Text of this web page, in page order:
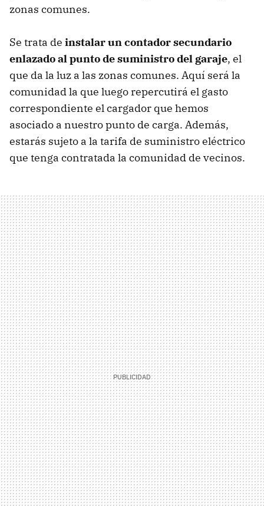
zonas comunes.
Se trata de instalar un contador secundario
enlazado al punto de suministro del garaje, el
que da la luz a las zonas comunes. Aquí será la
comunidad la que luego repercutirá el gasto
correspondiente el cargador que hemos
asociado a nuestro punto de carga. Además,
estarás sujeto a la tarifa de suministro eléctrico
que tenga contratada la comunidad de vecinos.